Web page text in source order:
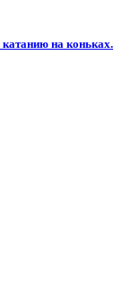
на коньках.